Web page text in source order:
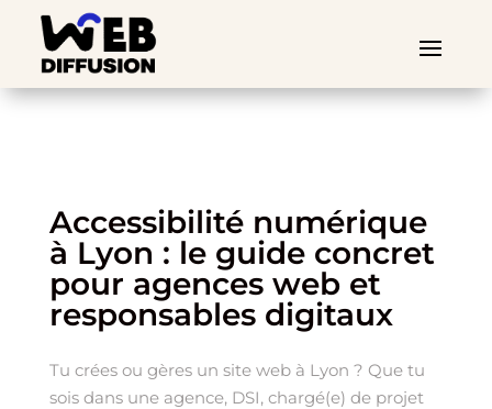
Accessibilité numérique
à Lyon : le guide concret
pour agences web et
responsables digitaux
Tu crées ou gères un site web à Lyon ? Que tu
sois dans une agence, DSI, chargé(e) de projet